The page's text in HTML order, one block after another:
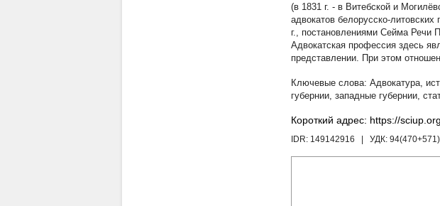
(в 1831 г. - в Витебской и
адвокатов белорусско-
г., постановлениями Сейма Речи
Адвокатская профессия здесь
представлении. При этом
Адвокатура,
губернии, западные губернии,
Короткий адрес: https://
IDR: 149142916 | УДК: